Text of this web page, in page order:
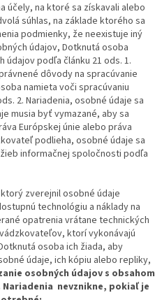
účely, na ktoré sa získavali alebo
súhlas, na základe ktorého sa
podmienky, že neexistuje iný
údajov, Dotknutá osoba
údajov podľa článku 21 ods. 1.
dôvody na spracúvanie
namieta voči spracúvaniu
2. Nariadenia, osobné údaje sa
musia byť vymazané, aby sa
Európskej únie alebo práva
podlieha, osobné údaje sa
informačnej spoločnosti podľa
zverejnil osobné údaje
technológiu a náklady na
opatrenia vrátane technických
ktorí vykonávajú
osoba ich žiada, aby
údaje, ich kópiu alebo repliky,
osobných údajov s obsahom
Nariadenia nevznikne, pokiaľ je